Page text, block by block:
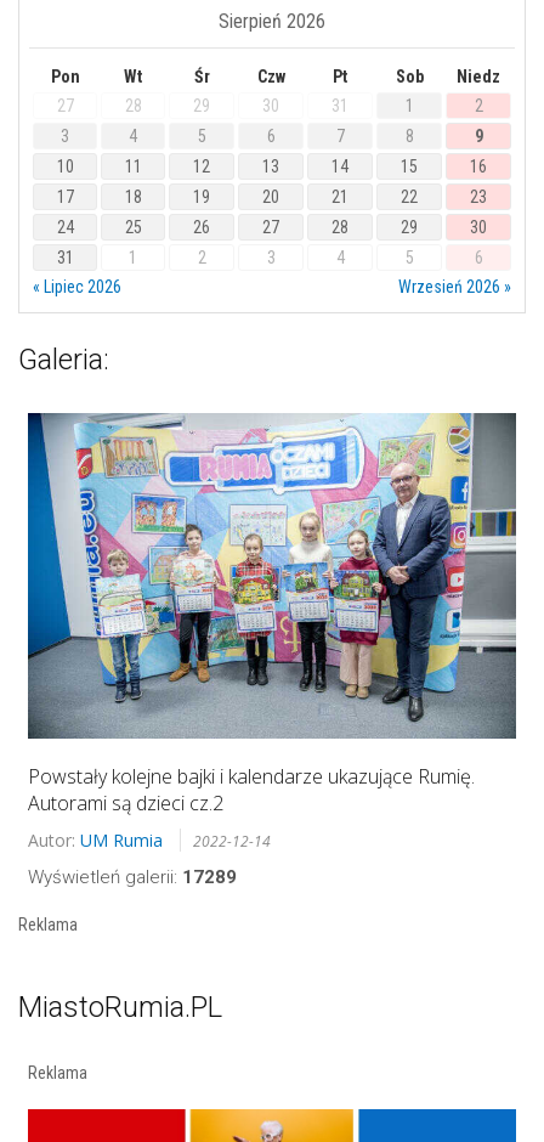
Sierpień 2026
Pon Wt Śr Czw Pt Sob
Niedz
27
28 29 30 31 1
2
3
4 5 6 7 8
9
10
11 12 13 14 15
16
17
18 19 20 21 22
23
24
25 26 27 28 29
30
31
1 2 3 4 5
6
« Lipiec 2026
Wrzesień 2026 »
Galeria:
Powstały kolejne bajki i kalendarze ukazujące Rumię.
Autorami są dzieci cz.2
Autor: UM Rumia 2022-12-14
Wyświetleń galerii: 17289
Reklama
MiastoRumia.PL
Reklama